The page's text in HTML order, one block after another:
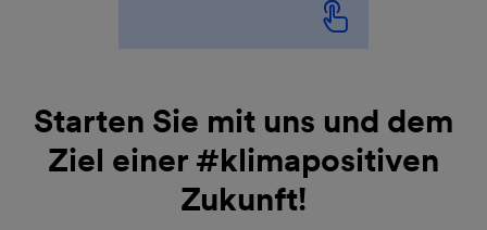
Starten Sie mit uns und dem
Ziel einer #klimapositiven
Zukunft!